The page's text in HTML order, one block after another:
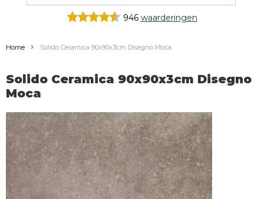
946 waarderingen
Home Solido Ceramica 90x90x3cm Disegno Moca
Solido Ceramica 90x90x3cm Disegno
Moca